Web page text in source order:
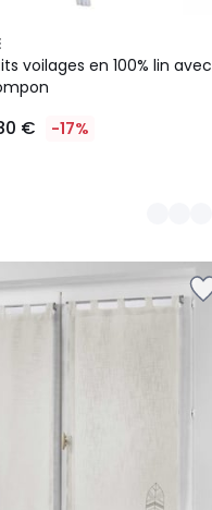
voilages en 100% lin avec
€ -17%